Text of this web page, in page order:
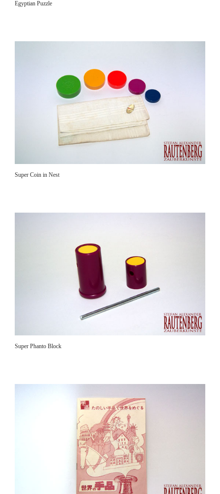
Egyptian Puzzle
Super Coin in Nest
Super Phanto Block